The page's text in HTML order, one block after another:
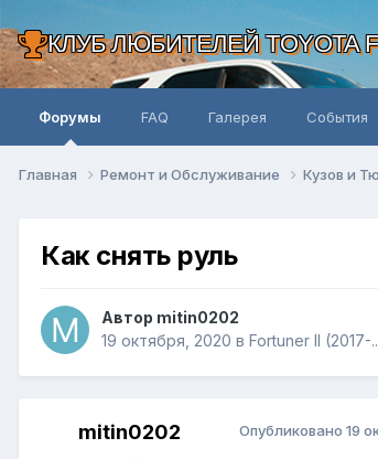
КЛУБ ЛЮБИТЕЛЕЙ TOYOTA
Форумы FAQ Галерея События
Главная Ремонт и Обслуживание Кузов и
Как снять руль
Автор mitin0202
19 октября, 2020 в Fortuner II (2017-
mitin0202 Опубликовано 19